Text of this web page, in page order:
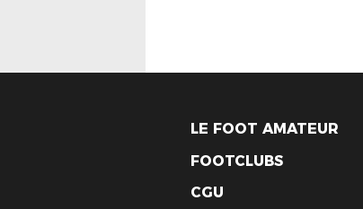
LE FOOT AMATEUR
FOOTCLUBS
CGU